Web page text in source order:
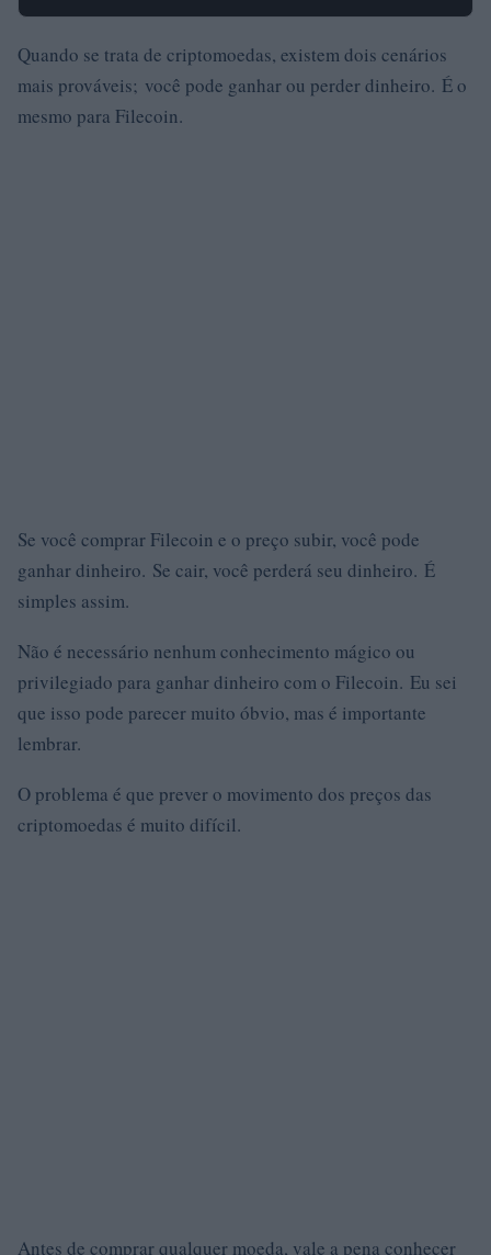
Quando se trata de criptomoedas, existem dois cenários
mais prováveis; você pode ganhar ou perder dinheiro. É o
mesmo para Filecoin.
Se você comprar Filecoin e o preço subir, você pode
ganhar dinheiro. Se cair, você perderá seu dinheiro. É
simples assim.
Não é necessário nenhum conhecimento mágico ou
privilegiado para ganhar dinheiro com o Filecoin. Eu sei
que isso pode parecer muito óbvio, mas é importante
lembrar.
O problema é que prever o movimento dos preços das
criptomoedas é muito difícil.
Antes de comprar qualquer moeda, vale a pena conhecer